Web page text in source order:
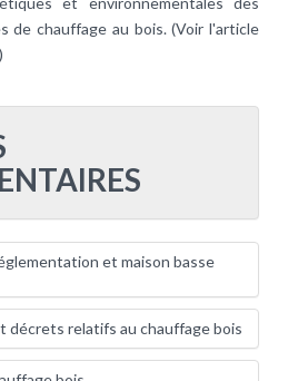
de chauffage au bois. (Voir l'article
et maison basse
décrets relatifs au chauffage bois